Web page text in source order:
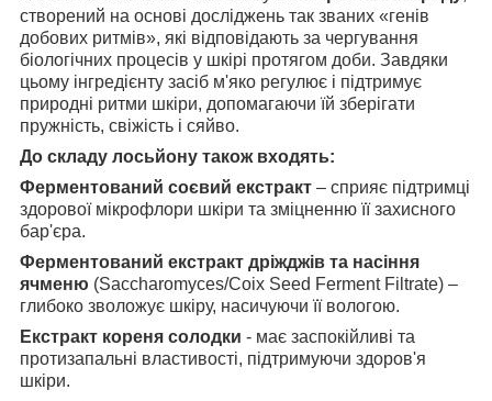
створений на основі досліджень так званих «генів
добових ритмів», які відповідають за чергування
біологічних процесів у шкірі протягом доби. Завдяки
цьому інгредієнту засіб м'яко регулює і підтримує
природні ритми шкіри, допомагаючи їй зберігати
пружність, свіжість і сяйво.
До складу лосьйону також входять:
Ферментований соєвий екстракт – сприяє підтримці
здорової мікрофлори шкіри та зміцненню її захисного
бар'єра.
Ферментований екстракт дріжджів та насіння
ячменю (Saccharomyces/Coix Seed Ferment Filtrate) –
глибоко зволожує шкіру, насичуючи її вологою.
Екстракт кореня солодки - має заспокійливі та
протизапальні властивості, підтримуючи здоров'я
шкіри.